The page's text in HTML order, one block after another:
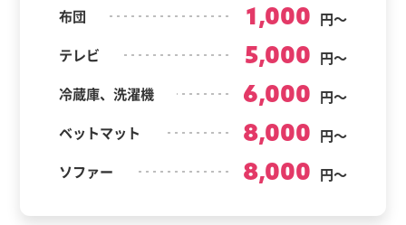
布団
1,000 円～
テレビ
5,000 円～
冷蔵庫、洗濯機
6,000 円～
ベットマット
8,000 円～
ソファー
8,000 円～